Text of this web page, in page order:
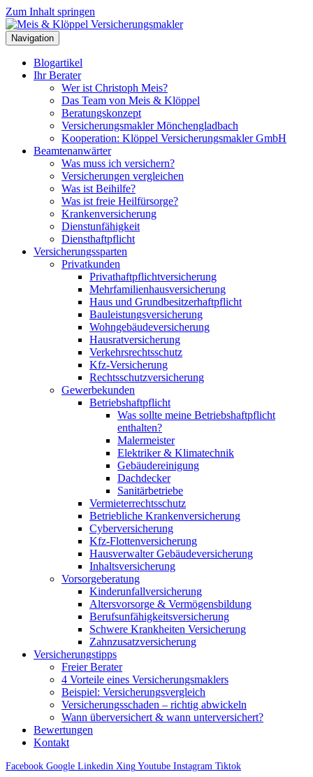
Zum Inhalt springen
Navigation
Blogartikel
Ihr Berater
Wer ist Christoph Meis?
Das Team von Meis & Klöppel
Beratungskonzept
Versicherungsmakler Mönchengladbach
Kooperation: Klöppel Versicherungsmakler GmbH
Beamtenanwärter
Was muss ich versichern?
Versicherungen vergleichen
Was ist Beihilfe?
Was ist freie Heilfürsorge?
Krankenversicherung
Dienstunfähigkeit
Diensthaftpflicht
Versicherungssparten
Privatkunden
Privathaftpflichtversicherung
Mehrfamilienhausversicherung
Haus und Grundbesitzerhaftpflicht
Bauleistungsversicherung
Wohngebäudeversicherung
Hausratversicherung
Verkehrsrechtsschutz
Kfz-Versicherung
Rechtsschutzversicherung
Gewerbekunden
Betriebshaftpflicht
Was sollte meine Betriebshaftpflicht
enthalten?
Malermeister
Elektriker & Klimatechnik
Gebäudereinigung
Dachdecker
Sanitärbetriebe
Vermieterrechtsschutz
Betriebliche Krankenversicherung
Cyberversicherung
Kfz-Flottenversicherung
Hausverwalter Gebäudeversicherung
Inhaltsversicherung
Vorsorgeberatung
Kinderunfallversicherung
Altersvorsorge & Vermögensbildung
Berufsunfähigkeitsversicherung
Schwere Krankheiten Versicherung
Zahnzusatzversicherung
Versicherungstipps
Freier Berater
4 Vorteile eines Versicherungsmaklers
Beispiel: Versicherungsvergleich
Versicherungsschaden – richtig abwickeln
Wann überversichert & wann unterversichert?
Bewertungen
Kontakt
Facebook Google Linkedin XingYoutube Instagram Tiktok